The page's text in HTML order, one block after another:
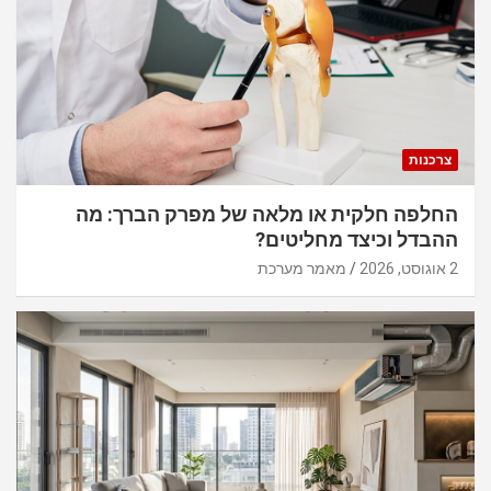
צרכנות
החלפה חלקית או מלאה של מפרק הברך: מה
ההבדל וכיצד מחליטים?
2 אוגוסט, 2026 מאמר מערכת